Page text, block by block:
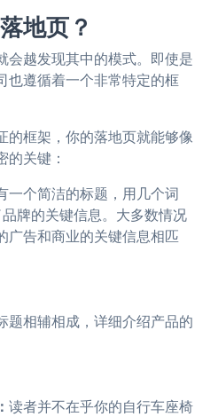
地页？
会越发现其中的模式。即使是
也遵循着一个非常特定的框
的框架，你的落地页就能够像
关键：
一个简洁的标题，用几个词
品牌的关键信息。大多数情况
广告和商业的关键信息相匹
题相辅相成，详细介绍产品的
读者并不在乎你的自行车座椅